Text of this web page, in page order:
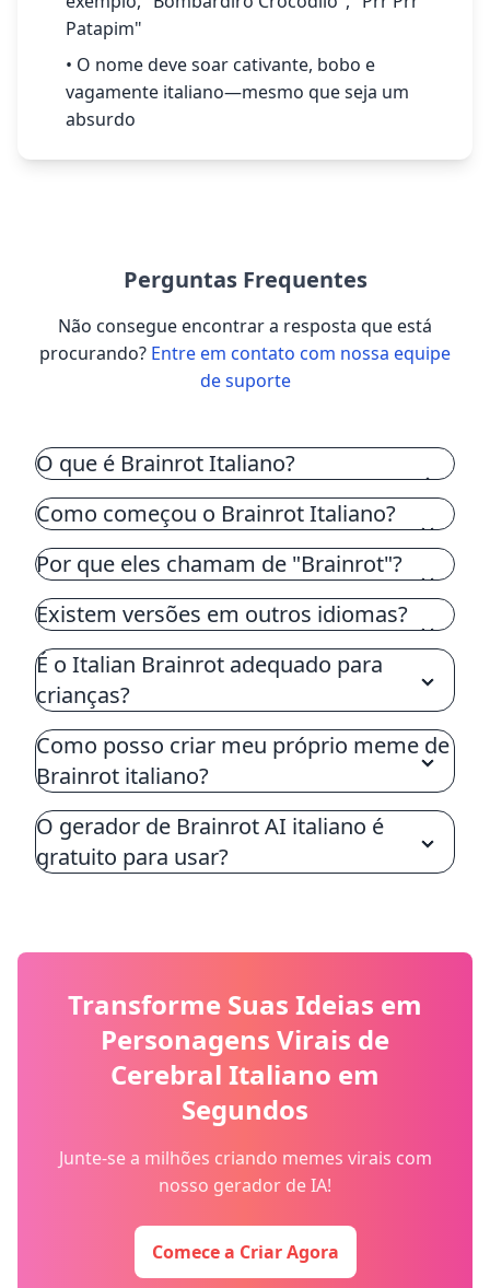
Patapim"
• O nome deve soar cativante, bobo e
vagamente italiano—mesmo que seja um
absurdo
Perguntas Frequentes
Não consegue encontrar a resposta que está
procurando? Entre em contato com nossa equipe
de suporte
O que é Brainrot Italiano?
Italian Brainrot é uma tendência de meme
onde as pessoas usam IA para misturar
animais ou objetos e dar a eles nomes
engraçados que soam italianos. Começou no
TikTok no início de 2025 e rapidamente se
tornou viral
Como começou o Brainrot Italiano?
Por que eles chamam de "Brainrot"?
Existem versões em outros idiomas?
É o Italian Brainrot adequado para
crianças?
Como posso criar meu próprio meme de
Brainrot italiano?
O gerador de Brainrot AI italiano é
gratuito para usar?
Transforme Suas Ideias em
Personagens Virais de
Cerebral Italiano em
Segundos
Junte-se a milhões criando memes virais com
nosso gerador de IA!
Comece a Criar Agora